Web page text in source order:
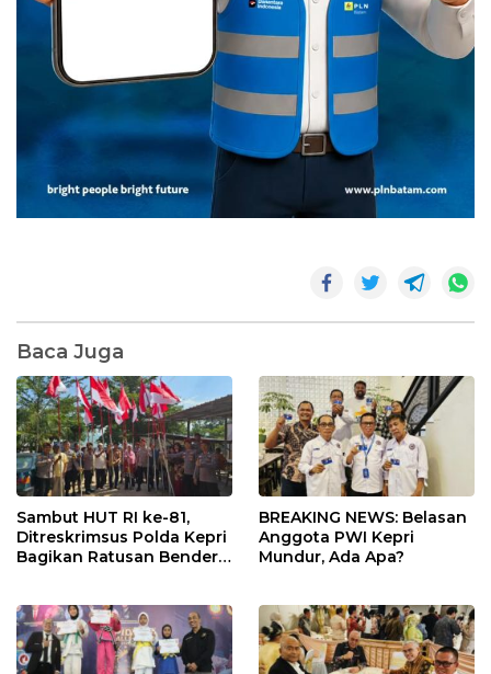
Baca Juga
Sambut HUT RI ke-81,
Ditreskrimsus Polda Kepri
Bagikan Ratusan Bendera
BREAKING NEWS: Belasan
Anggota PWI Kepri
Mundur, Ada Apa?